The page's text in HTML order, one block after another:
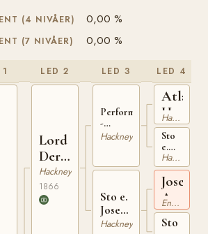
(4 NIVÅER) 0,00 %
(7 NIVÅER) 0,00 %
LED 2
Lord
Derby
HSB
415
Hackney
1866
LED 3
Performer
-
Scott's
Hackney
Sto e.
Joseph
Andrews
Hackney
LED 4
Atlas
HSB
36
Hackney
Sto
e.
Scott's
Roan
Horse
Hackney
Joseph
xx
Engelskt Fullblod
Sto